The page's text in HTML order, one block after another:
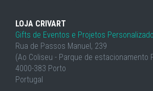
LOJA CRIVART
Gifts de Eventos e Projetos
Rua de Passos Manuel, 239
(Ao Coliseu - Parque de estacionamento
4000-383 Porto
Portugal